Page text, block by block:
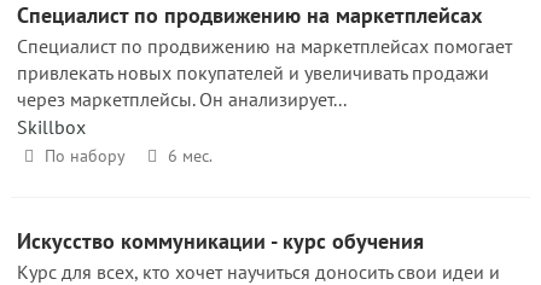
Специалист по продвижению на маркетплейсах
Специалист по продвижению на маркетплейсах помогает
привлекать новых покупателей и увеличивать продажи
через маркетплейсы. Он анализирует...
Skillbox
По набору 6 мес.
Искусство коммуникации - курс обучения
Курс для всех, кто хочет научиться доносить свои идеи и